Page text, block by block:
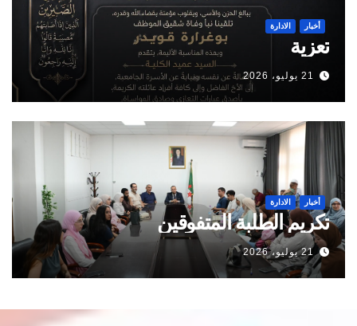
أخبار الادارة
تعزية
21 يوليو، 2026
أخبار الادارة
تكريم الطلبة المتفوقين
21 يوليو، 2026